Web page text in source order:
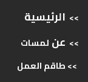
>> الرئيسية
>> عن لمسات
>> طاقمالعمل